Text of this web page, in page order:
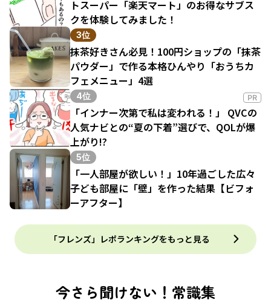
トスーパー「楽天マート」のお得なサブス
クを体験してみました！
3位
抹茶好きさん必見！100円ショップの「抹茶
パウダー」で作る本格ひんやり「おうちカ
フェメニュー」4選
4位 PR
「インナー次第で私は変われる！」 QVCの
人気ナビとの“夏の下着”選びで、QOLが爆
上がり!?
5位
「一人部屋が欲しい！」10年過ごした広々
子ども部屋に「壁」を作った結果【ビフォ
ーアフター】
「フレンズ」レポランキングをもっと見る
今さら聞けない！常識集